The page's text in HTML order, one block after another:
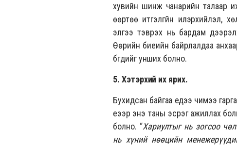
хувийн шинж чанарийн талаар
өөртөө итгэлгүйн илэрхийлэл,
элгээ тэврэх нь бардам
Өөрийн биеийн байрлалдаа
бүгдийг унших болно.
5. Хэтэрхий их ярих.
Бухидсан байгаа үедээ чимээ
үеээр энэ таны эсрэг ажиллах
болно. “Хариултыг нь зогсоо
нь хүний нөөцийн